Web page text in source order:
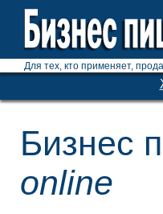
Для тех, кто применяет,
Бизнес
online